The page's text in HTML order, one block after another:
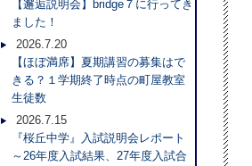
【邂逅説明会】bridge７に行ってき
ました！
2026.7.20
【ほぼ満席】夏期講習の募集はで
きる？１学期終了時点の町屋教室
生徒数
2026.7.15
『桜丘中学』入試説明会レポート
～26年度入試結果、27年度入試合